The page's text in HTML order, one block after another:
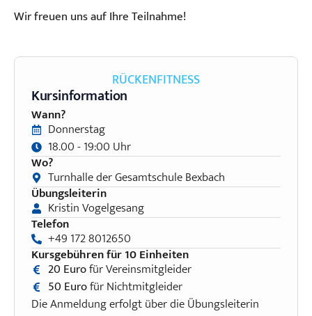
Wir freuen uns auf Ihre Teilnahme!
RÜCKENFITNESS
Kursinformation
Wann?
Donnerstag
18.00 - 19:00 Uhr
Wo?
Turnhalle der Gesamtschule Bexbach
Übungsleiterin
Kristin Vogelgesang
Telefon
+49 172 8012650
Kursgebühren für 10 Einheiten
20 Eurofür Vereinsmitgleider
50 Eurofür Nichtmitgleider
Die Anmeldung erfolgt über die Übungsleiterin